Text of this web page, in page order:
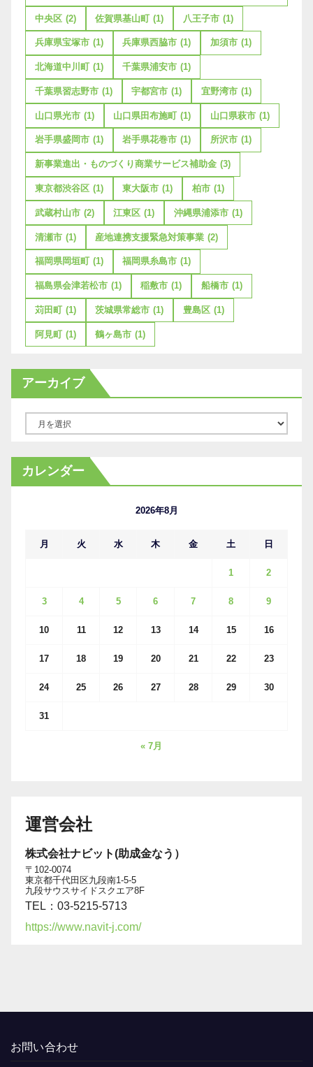
中央区 (2) 佐賀県基山町 (1) 八王子市 (1)
兵庫県宝塚市 (1) 兵庫県西脇市 (1) 加須市 (1)
北海道中川町 (1) 千葉県浦安市 (1)
千葉県習志野市 (1) 宇都宮市 (1) 宜野湾市 (1)
山口県光市 (1) 山口県田布施町 (1) 山口県萩市 (1)
岩手県盛岡市 (1) 岩手県花巻市 (1) 所沢市 (1)
新事業進出・ものづくり商業サービス補助金 (3)
東京都渋谷区 (1) 東大阪市 (1) 柏市 (1)
武蔵村山市 (2) 江東区 (1) 沖縄県浦添市 (1)
清瀬市 (1) 産地連携支援緊急対策事業 (2)
福岡県岡垣町 (1) 福岡県糸島市 (1)
福島県会津若松市 (1) 稲敷市 (1) 船橋市 (1)
苅田町 (1) 茨城県常総市 (1) 豊島区 (1)
阿見町 (1) 鶴ヶ島市 (1)
アーカイブ
カ
イ
カレンダー
2026年8月
月 火 水 木 金 土 日
1 2
3 4 5 6 7 8 9
10 11 12 13 14 15 16
17 18 19 20 21 22 23
24 25 26 27 28 29 30
31
« 7月
運営会社
株式会社ナビット(助成金なう）
〒102-0074
東京都千代田区九段南1-5-5
九段サウスサイドスクエア8F
TEL：03-5215-5713
https://www.navit-j.com/
お問い合わせ